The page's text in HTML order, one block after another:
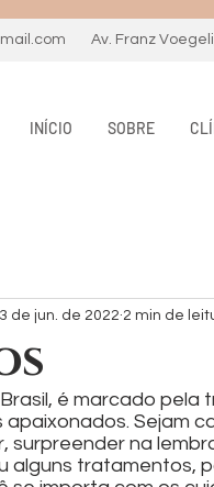
Av. Franz
INÍCIO SOBRE
de jun. de 2022 2 min de
é marcado
Sejam
surpreender na
alguns tratamentos,